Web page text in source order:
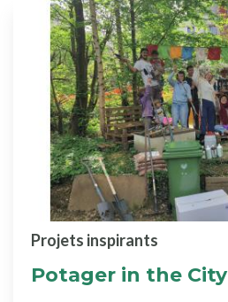
Potager in the City
Projets inspirants